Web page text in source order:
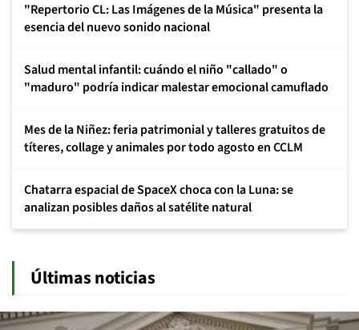
"Repertorio CL: Las Imágenes de la Música" presenta la
esencia del nuevo sonido nacional
Salud mental infantil: cuándo el niño "callado" o
"maduro" podría indicar malestar emocional camuflado
Mes de la Niñez: feria patrimonial y talleres gratuitos de
títeres, collage y animales por todo agosto en CCLM
Chatarra espacial de SpaceX choca con la Luna: se
analizan posibles daños al satélite natural
Últimas noticias